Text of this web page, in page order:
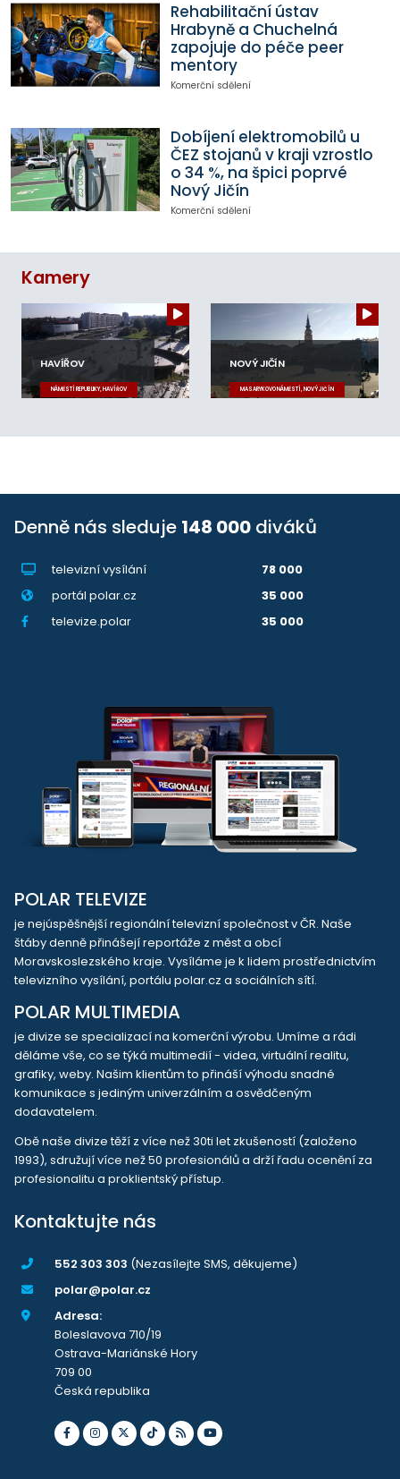
Rehabilitační ústav
Hrabyně a Chuchelná
zapojuje do péče peer
mentory
Komerční sdělení
Dobíjení elektromobilů u
ČEZ stojanů v kraji vzrostlo
o 34 %, na špici poprvé
Nový Jičín
Komerční sdělení
Kamery
HAVÍŘOV
NÁMĚSTÍ REPUBLIKY, HAVÍŘOV
NOVÝ JIČÍN
MASARYKOVO NÁMĚSTÍ, NOVÝ JIČÍN
Denně nás sleduje 148 000 diváků
televizní vysílání
78 000
portál polar.cz
35 000
televize.polar
35 000
POLAR TELEVIZE
je nejúspěšnější regionální televizní společnost v ČR. Naše
štáby denně přinášejí reportáže z měst a obcí
Moravskoslezského kraje. Vysíláme je k lidem prostřednictvím
televizního vysílání, portálu polar.cz a sociálních sítí.
POLAR MULTIMEDIA
je divize se specializací na komerční výrobu. Umíme a rádi
děláme vše, co se týká multimedií - videa, virtuální realitu,
grafiky, weby. Našim klientům to přináší výhodu snadné
komunikace s jediným univerzálním a osvědčeným
dodavatelem.
Obě naše divize těží z více než 30ti let zkušeností (založeno
1993), sdružují více než 50 profesionálů a drží řadu ocenění za
profesionalitu a proklientský přístup.
Kontaktujte nás
552 303 303 (Nezasílejte SMS, děkujeme)
polar@polar.cz
Adresa:
Boleslavova 710/19
Ostrava-Mariánské Hory
709 00
Česká republika